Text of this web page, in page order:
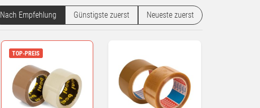
Nach Empfehlung Günstigste zuerst Neueste zuerst
TOP-PREIS